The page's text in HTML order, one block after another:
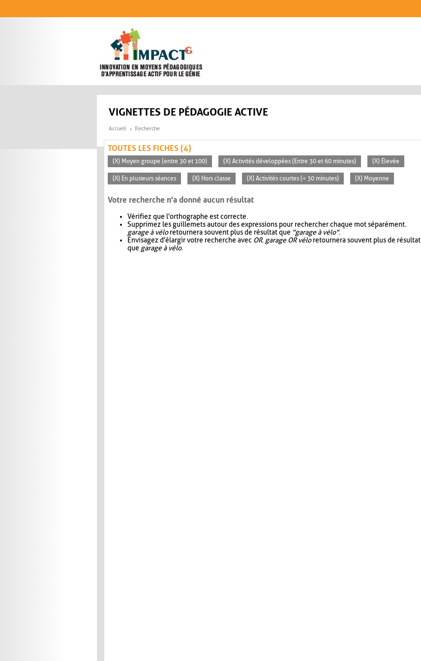
VIGNETTES DE PÉDAGOGIE ACTIVE
Accueil Recherche
TOUTES LES FICHES (4)
(X) Moyen groupe (entre 30 et 100) (X) Activités développées (Entre 30 et 60 minutes) (X) Élevée
(X) En plusieurs séances (X) Hors classe (X) Activités courtes (< 30 minutes) (X) Moyenne
Votre recherche n'a donné aucun résultat
Vérifiez que l'orthographe est correcte.
Supprimez les guillemets autour des expressions pour rechercher chaque mot séparément.
garage à véloretournera souvent plus de résultat que "garage à vélo".
Envisagez d'élargir votre recherche avec OR. garage OR véloretournera souvent plus de résultat
que garage à vélo.